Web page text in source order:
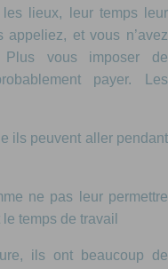
lieux, leur temps leur
et vous n’avez
vous imposer de
payer. Les
ils peuvent aller pendant
ne pas leur permettre
temps de travail
ils ont beaucoup de